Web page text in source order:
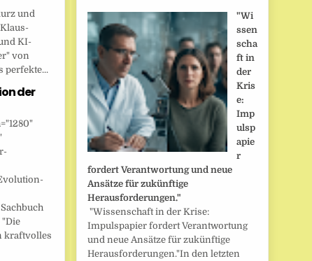
und
KI-
von
perfekte...
der
"Die
kraftvolles
"Wi
ssen
scha
ft in
der
Kris
e:
Imp
ulsp
apie
r
fordert Verantwortung und neue
Ansätze für zukünftige
Herausforderungen."
"Wissenschaft in der Krise:
Impulspapier fordert Verantwortung
und neue Ansätze für zukünftige
Herausforderungen."In den letzten